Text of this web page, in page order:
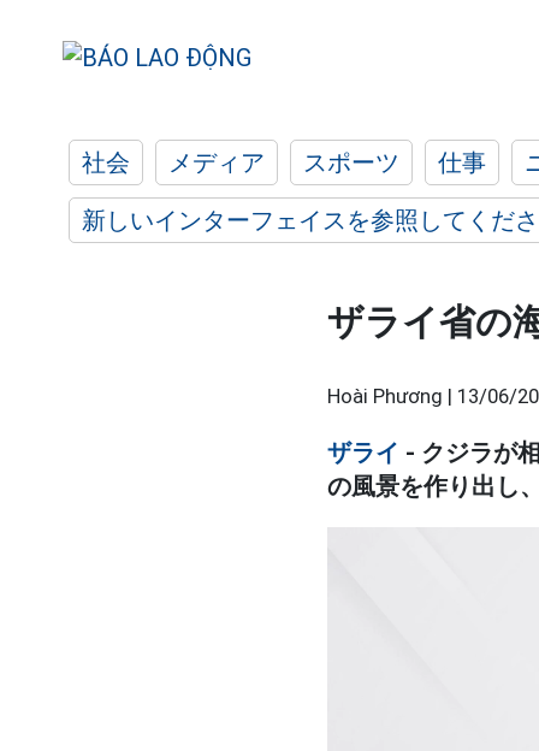
社会 メディア スポーツ 仕事
新しいインターフェイスを参照してくだ
ザライ省の
Hoài Phương | 13/06/
ザライ - クジラが
の風景を作り出し